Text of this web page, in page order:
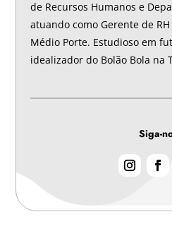
de Recursos Humanos e
atuando como Gerente de
Médio Porte. Estudioso em
idealizador do Bolão Bola na
Siga-